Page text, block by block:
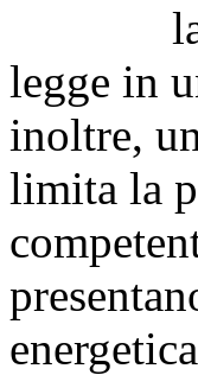
la
legge in
inoltre,
limita la